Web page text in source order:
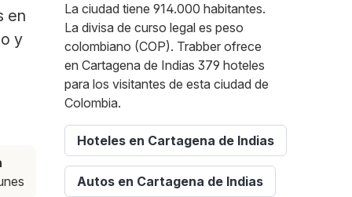
en
y
La ciudad tiene 914.000 habitantes.
La divisa de curso legal es peso
colombiano (COP). Trabber ofrece
en Cartagena de Indias 379 hoteles
para los visitantes de esta ciudad de
Colombia.
Hoteles en Cartagena de Indias
Autos en Cartagena de Indias